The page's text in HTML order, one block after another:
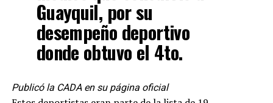
Guayquil, por su
desempeño deportivo
donde obtuvo el 4to.
Publicó la CADA en su página oficial